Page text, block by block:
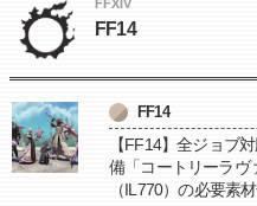
FFXIV
FF14
FF14
【FF14】全ジョブ
備「コートリーラヴ
（IL770）の必要素